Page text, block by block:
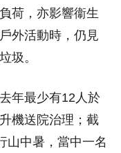
荷，亦影響衞生
外活動時，仍見
圾。
年最少有12人於
機送院治理；截
山中暑，當中一名